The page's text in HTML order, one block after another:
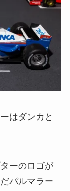
はダンカと
ーのロゴが
パルマラー